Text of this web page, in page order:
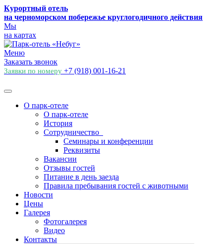
Курортный отель
на черноморском побережье круглогодичного действия
Мы
на картах
Меню
Заказать звонок
Заявки по номеру +7 (918) 001-16-21
О парк-отеле
О парк-отеле
История
Сотрудничество
Семинары и конференции
Реквизиты
Вакансии
Отзывы гостей
Питание в день заезда
Правила пребывания гостей с животными
Новости
Цены
Галерея
Фотогалерея
Видео
Контакты